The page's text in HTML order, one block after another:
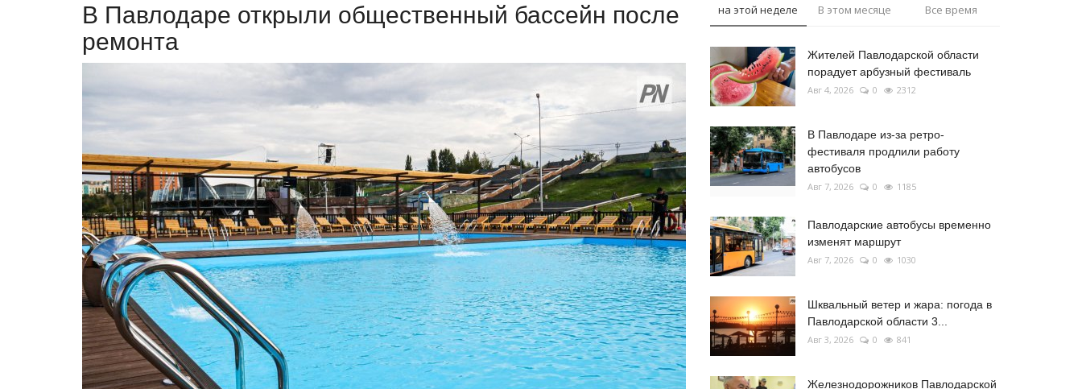
В Павлодаре открыли общественный бассейн после
ремонта
на этой неделе В этом месяце Все время
Жителей Павлодарской области
порадует арбузный фестиваль
Авг 4, 2026 0 2312
В Павлодаре из-за ретро-
фестиваля продлили работу
автобусов
Авг 7, 2026 0 1185
Павлодарские автобусы временно
изменят маршрут
Авг 7, 2026 0 1030
Шквальный ветер и жара: погода в
Павлодарской области 3...
Авг 3, 2026 0 841
Железнодорожников Павлодарской